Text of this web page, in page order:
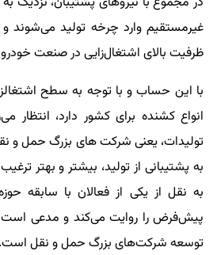
غیرمستقیم وارد چرخه تولید می‌شوند و
ظرفیت بالای اشتغال‌زایی در صنعت
با این حساب و با توجه به سطح
انواع کشنده برای کشور دارد، انتظار
تولیدات، یعنی شرکت های بزرگ حمل و
به پشتیبانی از تولید، بیشتر و بهتر
به نقل از یکی از فعالان با سابقه
پیش‌فرض را روایت می‌کند و مدعی است
توسعه شرکت‌های بزرگ حمل و نقل است.